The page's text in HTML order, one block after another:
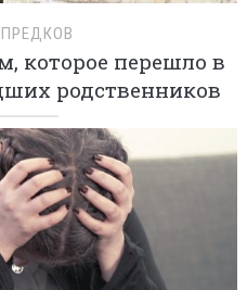
которое перешло в
родственников